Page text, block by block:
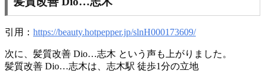
引用： https://beauty.hotpepper.jp/slnH000173609/
次に、髪質改善 Dio…志木 という声も上がりました。
髪質改善 Dio…志木は、志木駅 徒歩1分の立地